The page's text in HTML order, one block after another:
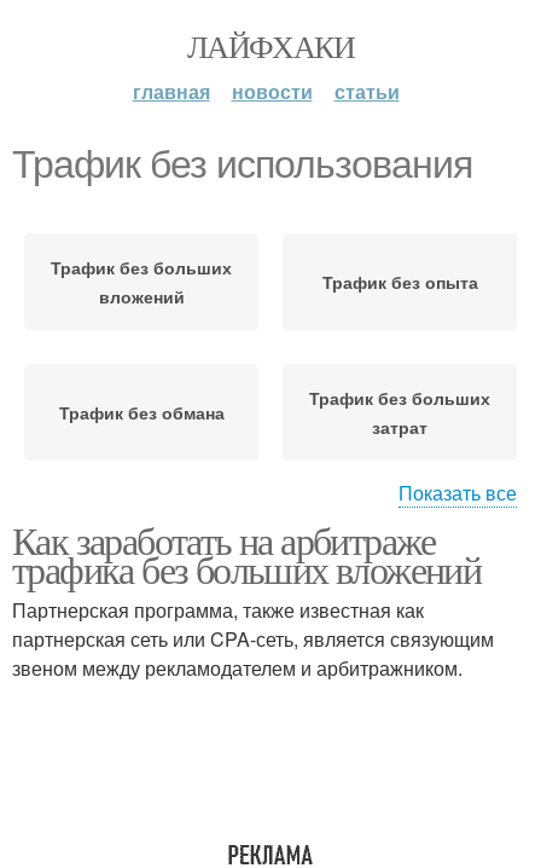
ЛАЙФХАКИ
главная новости статьи
Трафик без использования
Трафик без больших
вложений
Трафик без опыта
Трафик без обмана
Трафик без больших
затрат
Трафик без вложения Трафик без инвестиций
Трафик без начального
Трафик без вложений
Показать все
Как заработать на арбитраже
трафика без больших вложений
Партнерская программа, также известная как
партнерская сеть или CPA-сеть, является связующим
звеном между рекламодателем и арбитражником.